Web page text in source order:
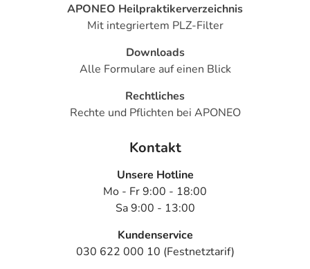
APONEO Heilpraktikerverzeichnis
Mit integriertem PLZ-Filter
Downloads
Alle Formulare auf einen Blick
Rechtliches
Rechte und Pflichten bei APONEO
Kontakt
Unsere Hotline
Mo - Fr 9:00 - 18:00
Sa 9:00 - 13:00
Kundenservice
030 622 000 10 (Festnetztarif)